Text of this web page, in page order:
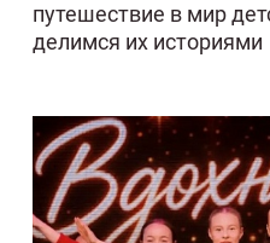
путешествие в мир
делимся их историями